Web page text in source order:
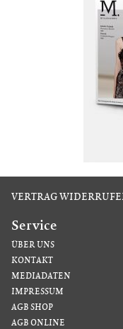
VERTRAG
Service
ÜBER UNS
KONTAKT
MEDIADATEN
IMPRESSUM
AGB SHOP
AGB ONLINE